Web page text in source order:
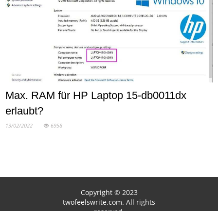
Max. RAM für HP Laptop 15-db0011dx
erlaubt?
13/02/2022 6958
Copyright © 2023
twofeelswrite.com. All rights